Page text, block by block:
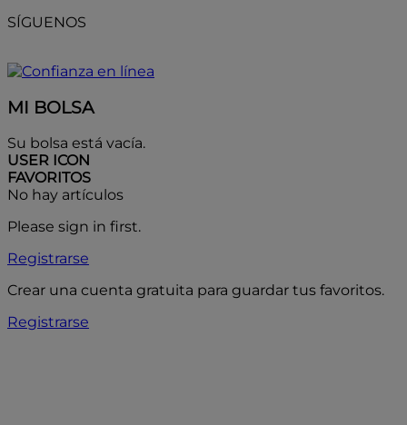
SÍGUENOS
MI BOLSA
Su bolsa está vacía.
USER ICON
FAVORITOS
No hay artículos
Please sign in first.
Registrarse
Crear una cuenta gratuita para guardar tus favoritos.
Registrarse